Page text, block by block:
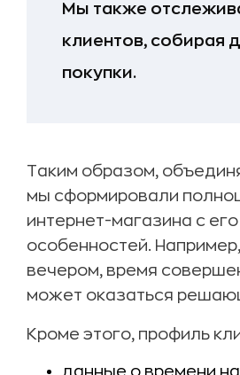
Мы также
клиентов, собирая
покупки.
Таким образом,
мы сформировали
интернет-магазина с
особенностей.
вечером, время
может оказаться
Кроме этого, профиль
данные о времени